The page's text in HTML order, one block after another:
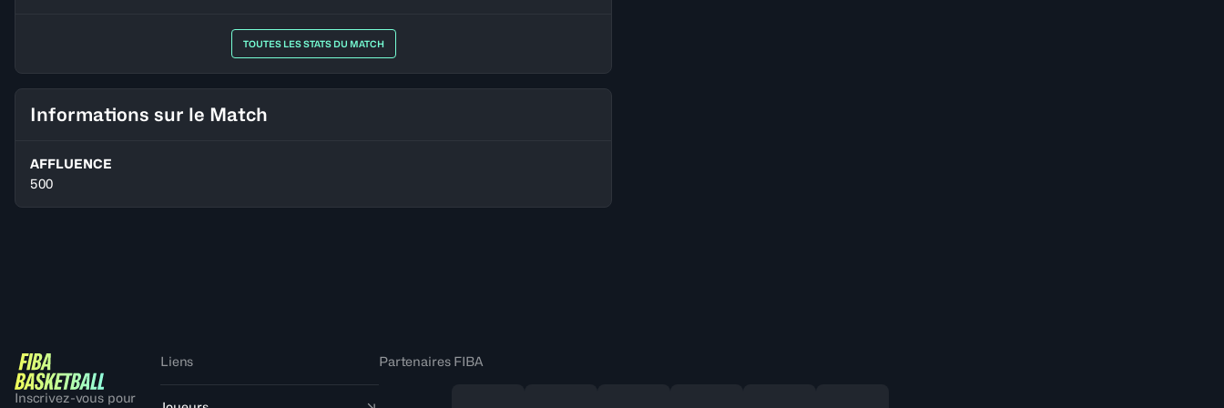
TOUTES LES STATS DU MATCH
Informations sur le Match
AFFLUENCE
500
Inscrivez-vous pour
Liens Partenaires FIBA